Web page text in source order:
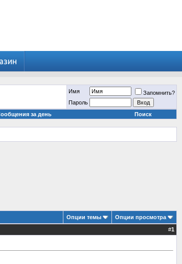
Имя
Запомнить?
Пароль
за день Поиск
Опции темы
Опции просмотра
#1